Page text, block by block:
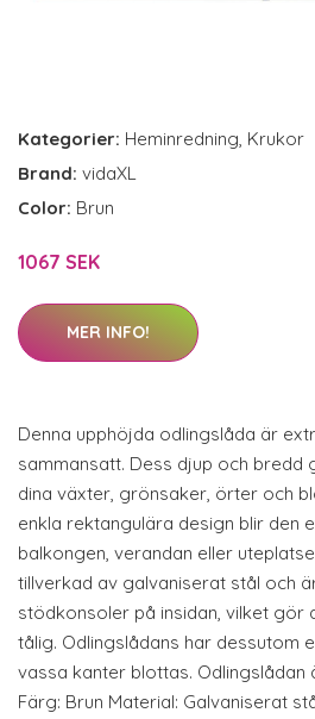
Kategorier: Heminredning, Krukor
Brand: vidaXL
Color: Brun
1067 SEK
MER INFO!
Denna upphöjda odlingslåda är
sammansatt. Dess djup och
dina växter, grönsaker, örter och
enkla rektangulära design blir den
balkongen, verandan eller
tillverkad av galvaniserat stål och
stödkonsoler på insidan, vilket gör
tålig. Odlingslådans har dessutom
vassa kanter blottas. Odlingslådan
Färg: Brun Material: Galvaniserat